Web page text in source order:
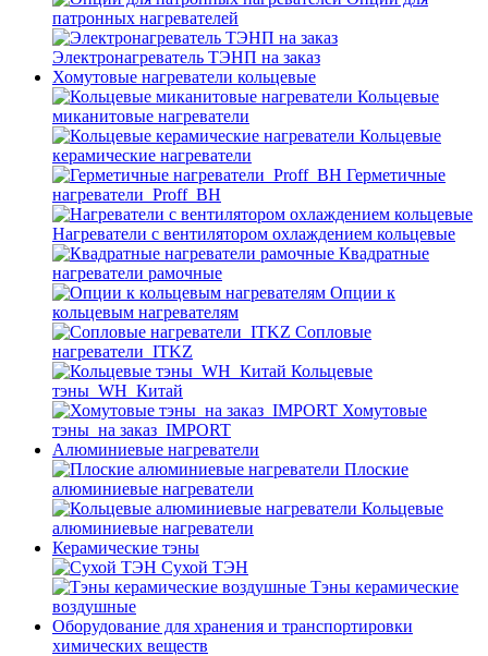
патронных нагревателей
Электронагреватель ТЭНП на заказ
Хомутовые нагреватели кольцевые
Кольцевые
миканитовые нагреватели
Кольцевые
керамические нагреватели
Герметичные
нагреватели_Proff_BH
Нагреватели с вентилятором охлаждением кольцевые
Квадратные
нагреватели рамочные
Опции к
кольцевым нагревателям
Cопловые
нагреватели_ITKZ
Кольцевые
тэны_WH_Китай
Хомутовые
тэны_на заказ_IMPORT
Алюминиевые нагреватели
Плоские
алюминиевые нагреватели
Кольцевые
алюминиевые нагреватели
Керамические тэны
Сухой ТЭН
Тэны керамические
воздушные
Оборудование для хранения и транспортировки
химических веществ